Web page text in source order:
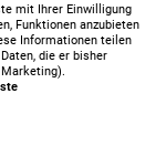
cm, KT
mit Ihrer Einwilligung
Funktionen anzubieten
Informationen teilen
die er bisher